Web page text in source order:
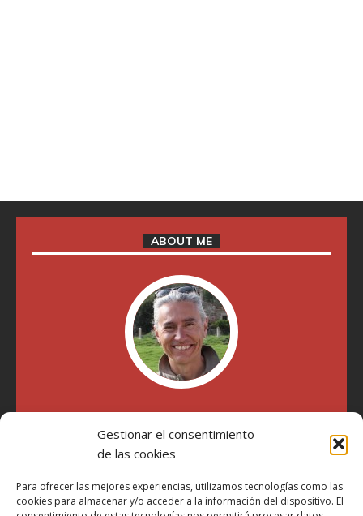
Gestionar el consentimiento
de las cookies
Para ofrecer las mejores experiencias, utilizamos tecnologías como las
cookies para almacenar y/o acceder a la información del dispositivo. El
ABOUT ME
"Soy Manel Hospido, nací en Valencia en 1969 y desde el
año 2007 he escrito sobre motos en distintos medios.
Millatrece.com es una apuesta por escribir sobre lo que me
participa"